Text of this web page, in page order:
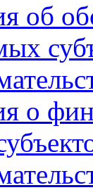
об
о